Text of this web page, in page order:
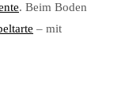
. Beim Boden
– mit